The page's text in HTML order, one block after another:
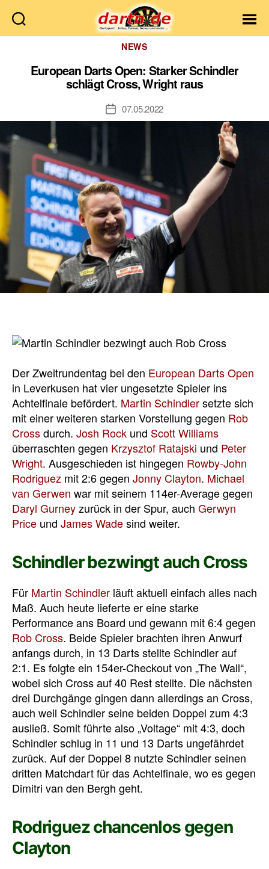
Dartn.de
Kategorien
NEWS
European Darts Open: Starker Schindler
schlägt Cross, Wright raus
Veröffentlichungsdatum
07.05.2022
Der Zweitrundentag bei den European Darts Open
in Leverkusen hat vier ungesetzte Spieler ins
Achtelfinale befördert. Martin Schindlersetzte sich
mit einer weiteren starken Vorstellung gegen Rob
Crossdurch. Josh Rock und Scott Williams
überraschten gegen Krzysztof Ratajski und Peter
Wright. Ausgeschieden ist hingegen Rowby-John
Rodriguez mit 2:6 gegen Jonny Clayton. Michael
van Gerwen war mit seinem 114er-Average gegen
Daryl Gurneyzurück in der Spur, auch Gerwyn
Price und James Wadesind weiter.
Schindler bezwingt auch Cross
Für Martin Schindler läuft aktuell einfach alles nach
Maß. Auch heute lieferte er eine starke
Performance ans Board und gewann mit 6:4 gegen
Rob Cross. Beide Spieler brachten ihren Anwurf
anfangs durch, in 13 Darts stellte Schindler auf
2:1. Es folgte ein 154er-Checkout von „The Wall“,
wobei sich Cross auf 40 Rest stellte. Die nächsten
drei Durchgänge gingen dann allerdings an Cross,
auch weil Schindler seine beiden Doppel zum 4:3
ausließ. Somit führte also „Voltage“ mit 4:3, doch
Schindler schlug in 11 und 13 Darts ungefährdet
zurück. Auf der Doppel 8 nutzte Schindler seinen
dritten Matchdart für das Achtelfinale, wo es gegen
Dimitri van den Bergh geht.
Rodriguez chancenlos gegen
Clayton